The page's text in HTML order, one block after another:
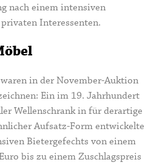
nach einem intensiven
Interessenten.
in der November-Auktion
Ein im 19. Jahrhundert
Wellenschrank in für derartige
Aufsatz-Form entwickelte
Bietergefechts von einem
bis zu einem Zuschlagspreis